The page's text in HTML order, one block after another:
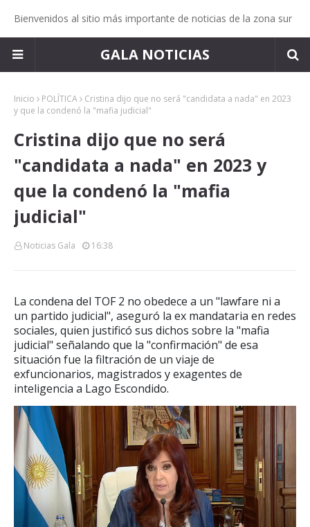
Bienvenidos al sitio más importante de noticias de la zona sur
GALA NOTICIAS
Inicio POLÍTICA
Cristina dijo que no será "candidata a nada" en 2023
y que la condenó la "mafia judicial"
Cristina dijo que no será
"candidata a nada" en 2023 y
que la condenó la "mafia
judicial"
Noticias Gala 16:38
La condena del TOF 2 no obedece a un "lawfare ni a
un partido judicial", aseguró la ex mandataria en redes
sociales, quien justificó sus dichos sobre la "mafia
judicial" señalando que la "confirmación" de esa
situación fue la filtración de un viaje de
exfuncionarios, magistrados y exagentes de
inteligencia a Lago Escondido.